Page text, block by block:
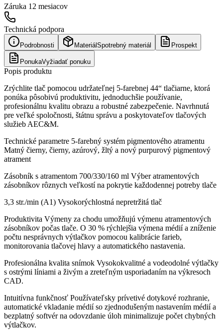
Záruka 12 mesiacov
Technická podpora
Podrobnosti Materiál Spotrebný materiál Prospekt
PonukaVyžiadať ponuku
Popis produktu
Zrýchlite tlač pomocou udržateľnej 5-farebnej 44“ tlačiarne, ktorá
ponúka pôsobivú produktivitu, jednoduchšie používanie,
profesionálnu kvalitu obrazu a robustné zabezpečenie. Navrhnutá
pre veľké spoločnosti, štátnu správu a poskytovateľov tlačových
služieb AEC&M.
Technické parametre 5-farebný systém pigmentového atramentu
Matný čierny, čierny, azúrový, žltý a nový purpurový pigmentový
atrament
Zásobník s atramentom 700/330/160 ml Výber atramentových
zásobníkov rôznych veľkostí na pokrytie každodennej potreby tlače
3,3 str./min (A1) Vysokorýchlostná nepretržitá tlač
Produktivita Výmeny za chodu umožňujú výmenu atramentových
zásobníkov počas tlače. O 30 % rýchlejšia výmena médií a zníženie
počtu nesprávnych výtlačkov pomocou kalibrácie farieb,
monitorovania tlačovej hlavy a automatického nastavenia.
Profesionálna kvalita snímok Vysokokvalitné a vodeodolné výtlačky
s ostrými líniami a živým a zreteľným usporiadaním na výkresoch
CAD.
Intuitívna funkčnosť Používateľsky prívetivé dotykové rozhranie,
automatické vkladanie médií so zjednodušeným nastavením médií a
bezplatný softvér na odovzdanie úloh minimalizuje počet chybných
výtlačkov.